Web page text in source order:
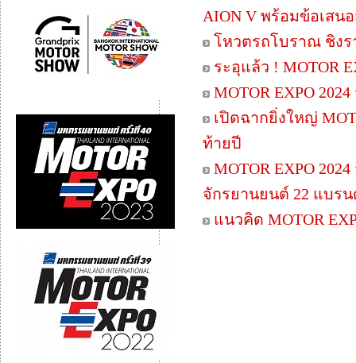
AION V พร้อมข้อเสน
โหวตรถโบราณ ชิงรา
ระอุแล้ว ! MOTOR
MOTOR EXPO
เปิดฉากยิ่งใหญ่
ท้ายปี
MOTOR EXPO
จักรยานยนต์ 22 แบร
แนวคิด MOTOR